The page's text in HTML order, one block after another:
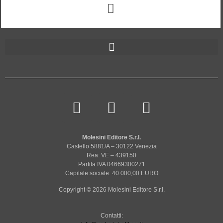
Molesini Editore S.r.l.
Castello 5881/A – 30122 Venezia
Rea: VE – 439150
Partita IVA 04669300271
Capitale sociale: 40.000,00 EURO
Copyright © 2026 Molesini Editore S.r.l.
Contatti: